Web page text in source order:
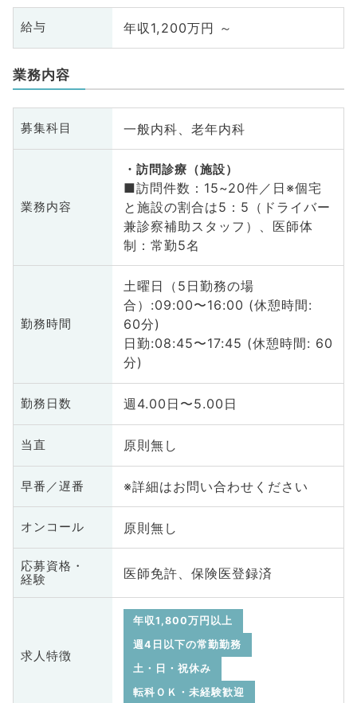
給与 年収1,200万円 ～
業務内容
募集科目 一般内科、老年内科
業務内容
訪問診療（施設）
■訪問件数：15~20件／日※個宅
と施設の割合は5：5（ドライバー
兼診察補助スタッフ）、医師体
制：常勤5名
勤務時間
土曜日（5日勤務の場
合）:09:00〜16:00 (休憩時間:
60分)
日勤:08:45〜17:45 (休憩時間: 60
分)
勤務日数 週4.00日〜5.00日
当直 原則無し
早番／遅番 ※詳細はお問い合わせください
オンコール 原則無し
応募資格・
経験
医師免許、保険医登録済
求人特徴
年収1,800万円以上
週4日以下の常勤勤務
土・日・祝休み
転科ＯＫ・未経験歓迎